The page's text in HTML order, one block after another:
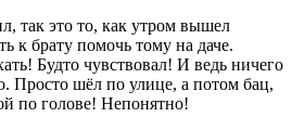
так это то, как утром вышел
к брату помочь тому на даче.
Будто чувствовал! И ведь ничего
Просто шёл по улице, а потом бац,
по голове! Непонятно!